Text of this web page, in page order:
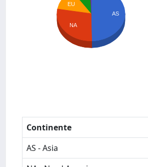
AS
EU
NA
Continente
AS - Asia